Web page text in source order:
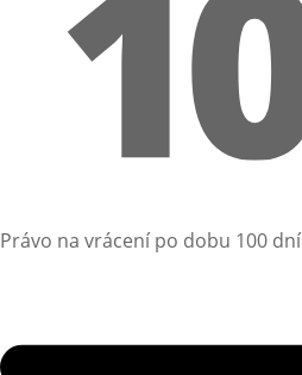
Právo na vrácení po dobu 100 dní